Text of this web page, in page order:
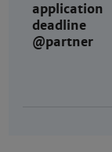
application
deadline
@partner